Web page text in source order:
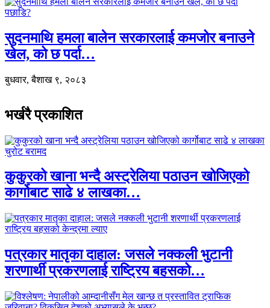
सुदनमाथि हमला बालेन सरकारलाई कमजोर बनाउने
खेल, को छ पर्दा…
बुधवार, बैशाख ९, २०८३
भर्खरै प्रकाशित
कुकुरको खाना भन्दै अस्ट्रेलिया पठाउन खोजिएको
कार्गोबाट साढे ४ लाखका…
पत्रकार मातृका दाहाल: जसले नक्कली भुटानी
शरणार्थी प्रकरणलाई राष्ट्रिय बहसको…